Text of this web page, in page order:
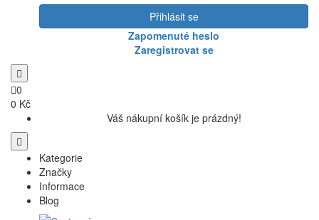
Přihlásit se
Zapomenuté heslo
Zaregistrovat se
0
0 Kč
Váš nákupní košík je prázdný!
Kategorie
Značky
Informace
Blog